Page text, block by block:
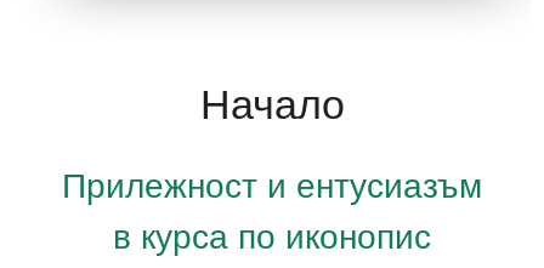
Начало
Прилежност и ентусиазъм
в курса по иконопис